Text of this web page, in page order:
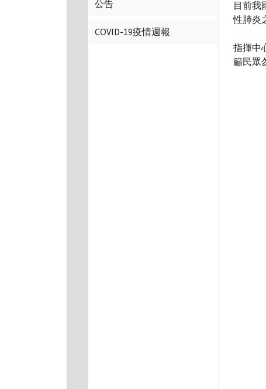
公告
COVID-19疫情週報
目前我
性肺炎
指揮中
籲民眾